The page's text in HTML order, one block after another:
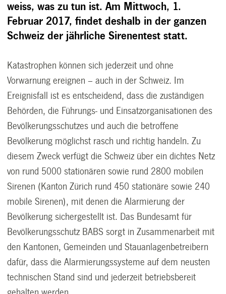
weiss, was zu tun ist. Am Mittwoch, 1.
Februar 2017, findet deshalb in der ganzen
Schweiz der jährliche Sirenentest statt.
Katastrophen können sich jederzeit und ohne
Vorwarnung ereignen – auch in der Schweiz. Im
Ereignisfall ist es entscheidend, dass die zuständigen
Behörden, die Führungs- und Einsatzorganisationen des
Bevölkerungsschutzes und auch die betroffene
Bevölkerung möglichst rasch und richtig handeln. Zu
diesem Zweck verfügt die Schweiz über ein dichtes Netz
von rund 5000 stationären sowie rund 2800 mobilen
Sirenen (Kanton Zürich rund 450 stationäre sowie 240
mobile Sirenen), mit denen die Alarmierung der
Bevölkerung sichergestellt ist. Das Bundesamt für
Bevölkerungsschutz BABS sorgt in Zusammenarbeit mit
den Kantonen, Gemeinden und Stauanlagenbetreibern
dafür, dass die Alarmierungssysteme auf dem neusten
technischen Stand sind und jederzeit betriebsbereit